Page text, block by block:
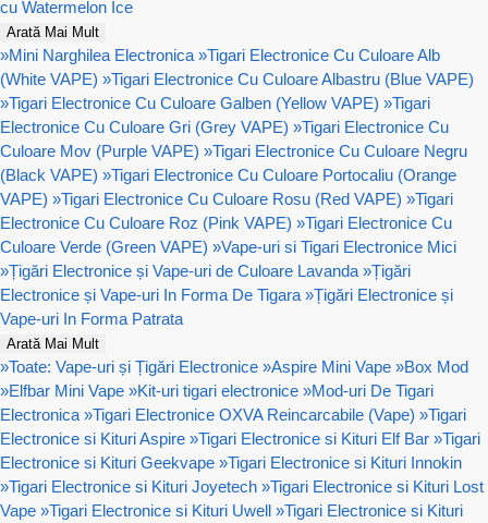
cu Watermelon Ice
Arată Mai Mult
»Mini Narghilea Electronica »Tigari Electronice Cu Culoare Alb
(White VAPE) »Tigari Electronice Cu Culoare Albastru (Blue VAPE)
»Tigari Electronice Cu Culoare Galben (Yellow VAPE) »Tigari
Electronice Cu Culoare Gri (Grey VAPE) »Tigari Electronice Cu
Culoare Mov (Purple VAPE) »Tigari Electronice Cu Culoare Negru
(Black VAPE) »Tigari Electronice Cu Culoare Portocaliu (Orange
VAPE) »Tigari Electronice Cu Culoare Rosu (Red VAPE) »Tigari
Electronice Cu Culoare Roz (Pink VAPE) »Tigari Electronice Cu
Culoare Verde (Green VAPE) »Vape-uri si Tigari Electronice Mici
»Țigări Electronice și Vape-uri de Culoare Lavanda »Țigări
Electronice și Vape-uri In Forma De Tigara »Țigări Electronice și
Vape-uri In Forma Patrata
Arată Mai Mult
»Toate: Vape-uri și Țigări Electronice »Aspire Mini Vape »Box Mod
»Elfbar Mini Vape »Kit-uri tigari electronice »Mod-uri De Tigari
Electronica »Tigari Electronice OXVA Reincarcabile (Vape) »Tigari
Electronice si Kituri Aspire »Tigari Electronice si Kituri Elf Bar »Tigari
Electronice si Kituri Geekvape »Tigari Electronice si Kituri Innokin
»Tigari Electronice si Kituri Joyetech »Tigari Electronice si Kituri Lost
Vape »Tigari Electronice si Kituri Uwell »Tigari Electronice si Kituri